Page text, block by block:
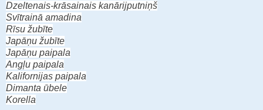
Dzeltenais-krāsainais kanārijputniņš
Svītrainā amadina
Rīsu žubīte
Japāņu žubīte
Japāņu paipala
Angļu paipala
Kalifornijas paipala
Dimanta ūbele
Korella